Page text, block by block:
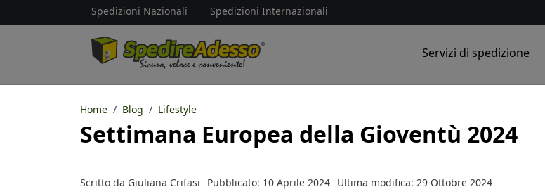
Spedizioni Nazionali Spedizioni Internazionali
Servizi di spedizione
Home Blog Lifestyle
Settimana Europea della Gioventù 2024
Scritto da Giuliana Crifasi Pubblicato: 10 Aprile 2024 Ultima modifica: 29 Ottobre 2024